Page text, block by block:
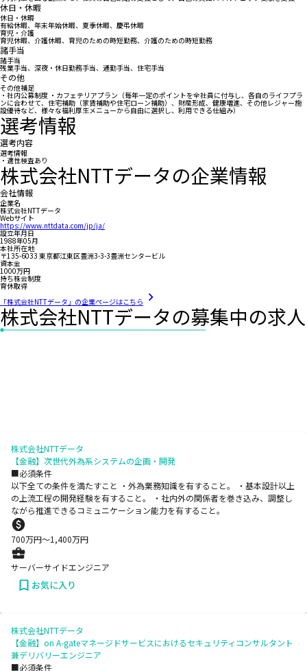
休日・休暇
休日・休暇
有給休暇、年末年始休暇、夏季休暇、慶弔休暇
育児・介護
育児休暇、介護休暇、育児のための時短勤務、介護のための時短勤務
諸手当
諸手当
残業手当、深夜・休日勤務手当、通勤手当、住宅手当
その他
その他補足
・社内公募制度 ・カフェテリアプラン（毎年一定のポイントを全社員に付与し、各自のライフプラ
ンに合わせて、住宅補助（家賃補助や住宅ローン補助）、財産形成、健康増進、その他レジャー施
設優待など、様々な福利厚生メニューから自由に選択し、利用できる仕組み）
選考情報
選考内容
選考情報
・適性検査あり
株式会社NTTデータの企業情報
会社情報
企業名
株式会社NTTデータ
Webサイト
https://www.nttdata.com/jp/ja/
設立年月日
1988年05月
本社所在地
〒135-6033 東京都江東区豊洲3-3-3豊洲センタービル
資本金
1000万円
持ち株会制度
育休取得
「株式会社NTTデータ」の企業ページはこちら
株式会社NTTデータの募集中の求人
株式会社NTTデータ
【金融】次世代外為系システムの企画・開発
■必須条件
以下全ての条件を満たすこと ・外為業務知識を有すること。 ・基本設計以上
の上流工程の開発経験を有すること。 ・社内外の関係者を巻き込み、調整し
ながら推進できるコミュニケーション能力を有すること。
700万円〜1,400万円
サーバーサイドエンジニア
お気に入り
株式会社NTTデータ
【金融】on A-gateマネージドサービスにおけるセキュリティコンサルタント
兼デリバリーエンジニア
■必須条件